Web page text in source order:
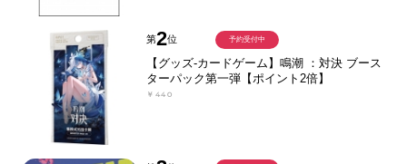
第2位
【グッズ-カードゲーム】鳴潮 ：対決 ブース
ターパック第一弾【ポイント2倍】
￥440
予約受付中